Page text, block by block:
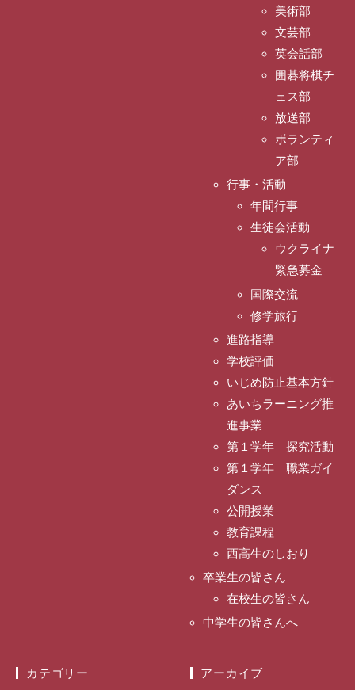
美術部
文芸部
英会話部
囲碁将棋チ
ェス部
放送部
ボランティ
ア部
行事・活動
年間行事
生徒会活動
ウクライナ
緊急募金
国際交流
修学旅行
進路指導
学校評価
いじめ防止基本方針
あいちラーニング推
進事業
第１学年 探究活動
第１学年 職業ガイ
ダンス
公開授業
教育課程
西高生のしおり
卒業生の皆さん
在校生の皆さん
中学生の皆さんへ
カテゴリー アーカイブ